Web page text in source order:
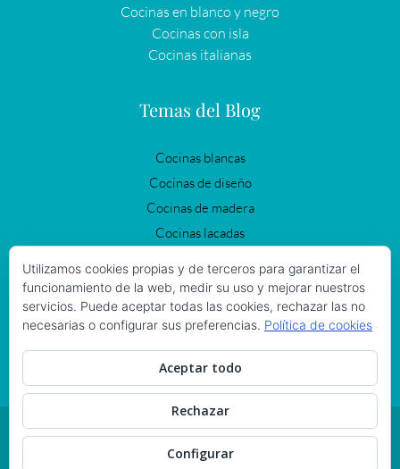
Cocinas en blanco y negro
Cocinas con isla
Cocinas italianas
Temas del Blog
Cocinas blancas
Cocinas de diseño
Cocinas de madera
Cocinas lacadas
Cocinas negras
Cocinas Vintage
Iluminación en la cocina
© 2021 MURELLI CUCINE S.L. TODOS LOS DERECHOS RESERVADOS.
POLITICA DE PRIVACIDAD
MADRID
Utilizamos cookies propias y de terceros para garantizar el
funcionamiento de la web, medir su uso y mejorar nuestros
servicios. Puede aceptar todas las cookies, rechazar las no
necesarias o configurar sus preferencias. Política de cookies
Aceptar todo
Rechazar
Configurar